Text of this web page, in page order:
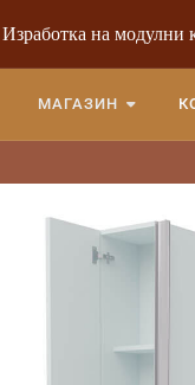
Изработка на модулни
МАГАЗИН